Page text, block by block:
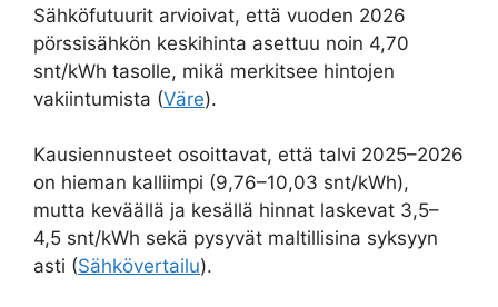
Sähköfutuurit arvioivat, että vuoden 2026
pörssisähkön keskihinta asettuu noin 4,70
snt/kWh tasolle, mikä merkitsee hintojen
vakiintumista (Väre).
Kausiennusteet osoittavat, että talvi 2025–2026
on hieman kalliimpi (9,76–10,03 snt/kWh),
mutta keväällä ja kesällä hinnat laskevat 3,5–
4,5 snt/kWh sekä pysyvät maltillisina syksyyn
asti (Sähkövertailu).